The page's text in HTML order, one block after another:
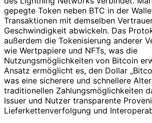
gepegte Token neben BTC in der
Transaktionen mit demselben
Geschwindigkeit abwickeln. Das
außerdem die Tokenisierung anderer
wie Wertpapiere und NFTs, was die
Nutzungsmöglichkeiten von Bitcoin
Ansatz ermöglicht es, den Dollar
was eine sicherere und schnellere
traditionellen Zahlungsmöglichkeiten
Issuer und Nutzer transparente
Lieferkettenverfolgung und